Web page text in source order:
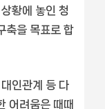
황에 놓인 청
축을 목표로 합
인관계 등 다
어려움은 때때